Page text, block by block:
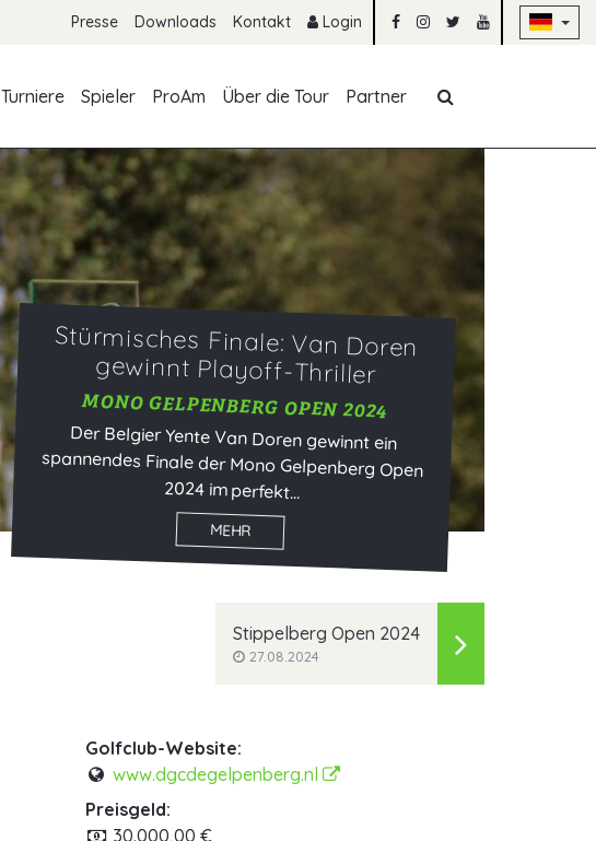
Presse Downloads Kontakt Login
Turniere Spieler ProAm Über die Tour Partner
Stürmisches Finale: Van Doren
gewinnt Playoff-Thriller
MONO GELPENBERG OPEN 2024
Der Belgier Yente Van Doren gewinnt ein
spannendes Finale der Mono Gelpenberg Open
2024 im perfekt...
MEHR
Stippelberg Open 2024
27.08.2024
Golfclub-Website:
www.dgcdegelpenberg.nl
Preisgeld:
30.000,00 €